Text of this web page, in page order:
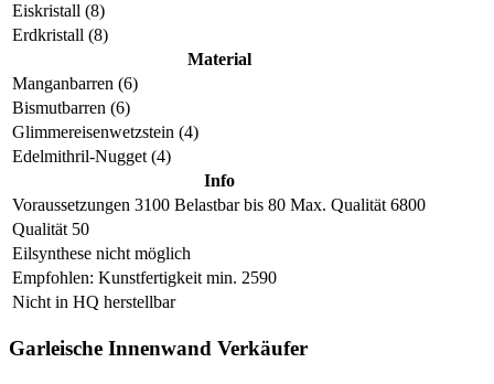
Eiskristall (8)
Erdkristall (8)
Material
Manganbarren (6)
Bismutbarren (6)
Glimmereisenwetzstein (4)
Edelmithril-Nugget (4)
Info
Voraussetzungen 3100 Belastbar bis 80 Max. Qualität 6800
Qualität 50
Eilsynthese nicht möglich
Empfohlen: Kunstfertigkeit min. 2590
Nicht in HQ herstellbar
Garleische Innenwand Verkäufer